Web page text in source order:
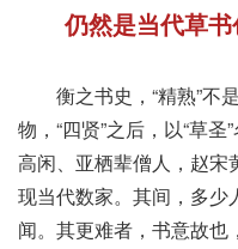
仍然是当代草
衡之书史，“精熟”不
物，“四贤”之后，以“草
高闲、亚栖辈僧人，赵宋
现当代数家。其间，多少
闻。其更难者，书意故也